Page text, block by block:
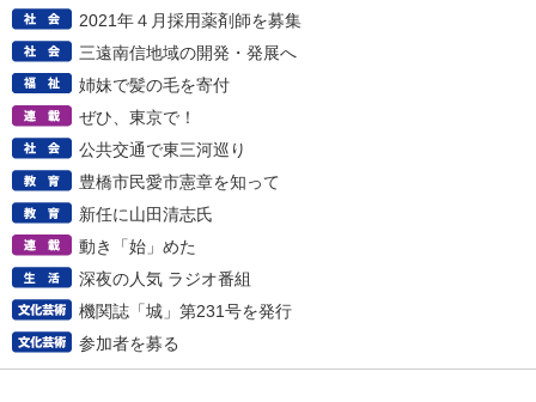
2021年４月採用薬剤師を募集
三遠南信地域の開発・発展へ
姉妹で髪の毛を寄付
ぜひ、東京で！
公共交通で東三河巡り
豊橋市民愛市憲章を知って
新任に山田清志氏
動き「始」めた
深夜の人気 ラジオ番組
機関誌「城」第231号を発行
参加者を募る